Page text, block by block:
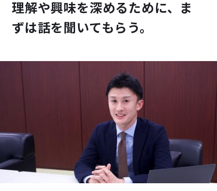
理解や興味を深めるために、ま
ずは話を聞いてもらう。